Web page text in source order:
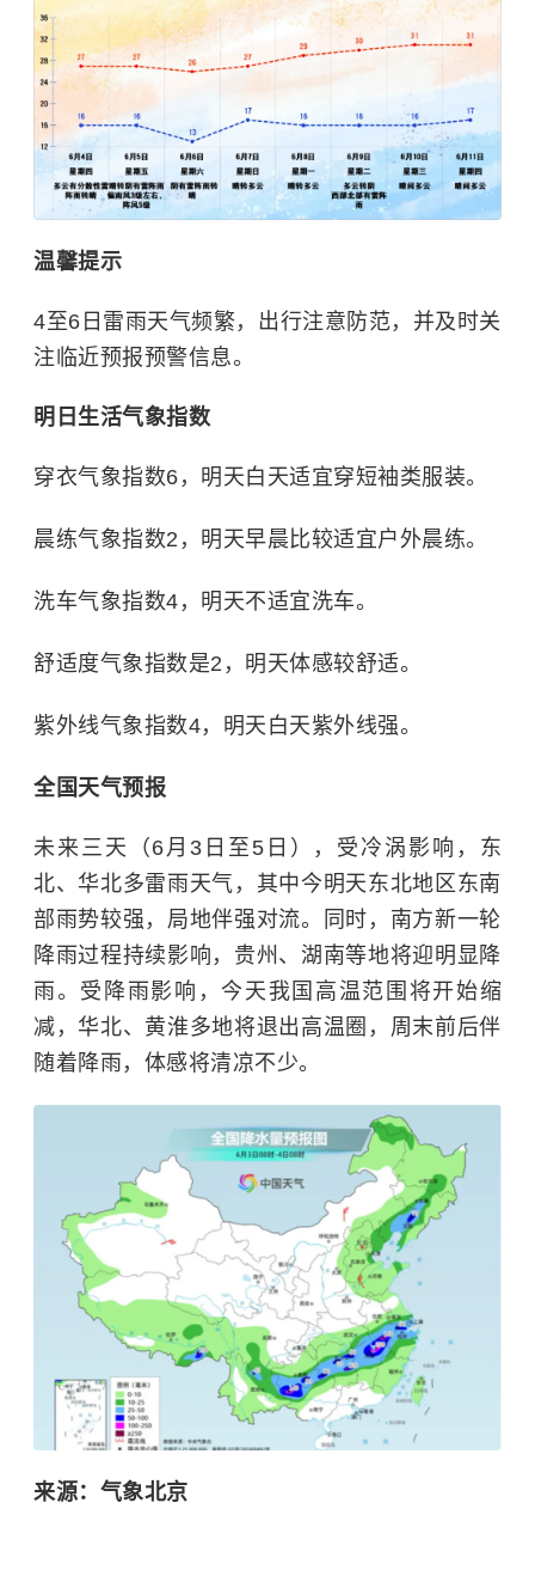
温馨提示
4至6日雷雨天气频繁，出行注意防范，并及时关
注临近预报预警信息。
明日生活气象指数
穿衣气象指数6，明天白天适宜穿短袖类服装。
晨练气象指数2，明天早晨比较适宜户外晨练。
洗车气象指数4，明天不适宜洗车。
舒适度气象指数是2，明天体感较舒适。
紫外线气象指数4，明天白天紫外线强。
全国天气预报
未来三天（6月3日至5日），受冷涡影响，东
北、华北多雷雨天气，其中今明天东北地区东南
部雨势较强，局地伴强对流。同时，南方新一轮
降雨过程持续影响，贵州、湖南等地将迎明显降
雨。受降雨影响，今天我国高温范围将开始缩
减，华北、黄淮多地将退出高温圈，周末前后伴
随着降雨，体感将清凉不少。
来源：气象北京